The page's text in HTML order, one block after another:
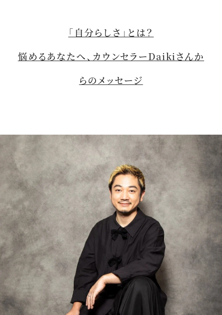
「自分らしさ」とは？
悩めるあなたへ、カウンセラーDaikiさんか
らのメッセージ